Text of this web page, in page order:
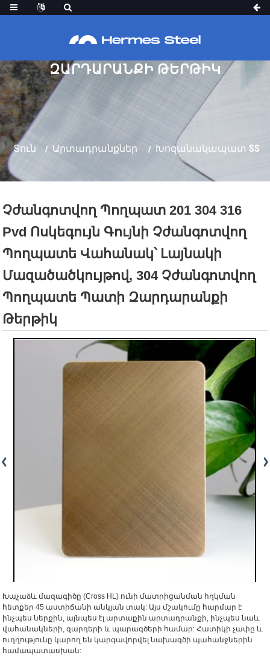
ՉԺԱՆԳՈՏՎՈՂ ՊՈՂՊԱՏԵ ՎԱՀԱՆԱԿ՝
ՉԺԱՆԳՈՏՎՈՂ ՊՈՂՊԱՏԵ ՊԱՏԻ
ԶԱՐԴԱՐԱՆՔԻ ԹԵՐԹԻԿ
Տուն Արտադրանքներ Խոզանակապատ SS
Թերթ Խաչաձև Մազագիծ SS Թերթիկ
Չժանգոտվող Պողպատ 201 304 316
Pvd Ոսկեգույն Գույնի Չժանգոտվող
Պողպատե Վահանակ՝ Լայնակի
Մազածածկույթով, 304 Չժանգոտվող
Պողպատե Պատի Զարդարանքի
Թերթիկ
Խաչաձև մազագիծը (Cross HL) ունի մատրիցանման հղկման
հետքեր 45 աստիճանի անկյան տակ: Այս մշակումը հարմար է
ինչպես ներքին, այնպես էլ արտաքին արտադրանքի, ինչպես նաև
վահանակների, զարդերի և պարագծերի համար: Հատիկի չափը և
ուղղությունը կարող են կարգավորվել նախագծի պահանջներին
համապատասխան: